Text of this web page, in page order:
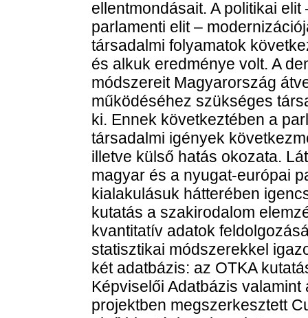
ellentmondásait. A politikai
parlamenti elit –
társadalmi folyamatok
és alkuk eredménye volt. A
módszereit Magyarország
működéséhez szükséges
ki. Ennek következtében a
társadalmi igények
illetve külső hatás okozata.
magyar és a nyugat-európai
kialakulásuk hátterében
kutatás a szakirodalom
kvantitatív adatok
statisztikai módszerekkel
két adatbázis: az OTKA
Képviselői Adatbázis
projektben megszerkesztett